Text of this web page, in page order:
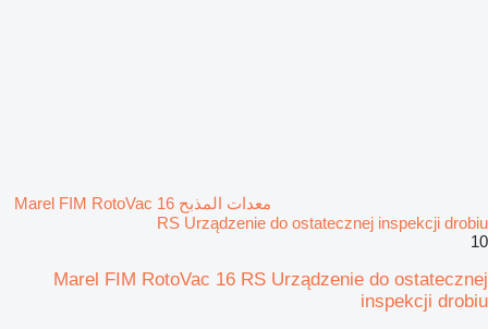
معدات المذبح Marel FIM RotoVac 16
RS Urządzenie do ostatecznej inspekcji drobiu
10
Marel FIM RotoVac 16 RS Urządzenie do ostatecznej
inspekcji drobiu